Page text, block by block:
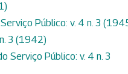
Público: v. 4 n. 3
3 (1942)
Serviço Público: v. 4 n. 3